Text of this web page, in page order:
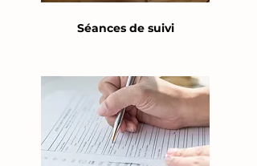
Séances de suivi